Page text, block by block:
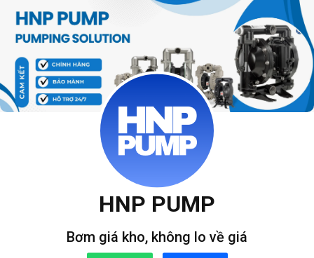
qua
dung
HNP PUMP
Bơm giá kho, không lo về giá